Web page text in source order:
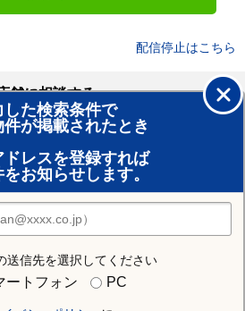
配信停止はこちら
した検索条件で
が掲載されたとき
ドレスを登録すれば
お知らせします。
送信先を選択してください
ートフォン PC
舗に相談する
国市の情報を見る